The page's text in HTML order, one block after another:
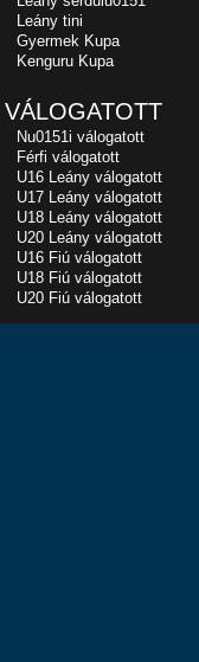
Leány tini
Gyermek Kupa
Kenguru Kupa
VÁLOGATOTT
Nu0151i válogatott
Férfi válogatott
U16 Leány válogatott
U17 Leány válogatott
U18 Leány válogatott
U20 Leány válogatott
U16 Fiú válogatott
U18 Fiú válogatott
U20 Fiú válogatott